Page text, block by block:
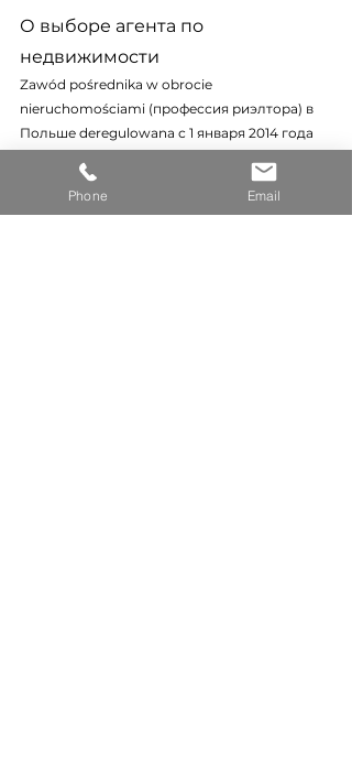
О выборе агента по
недвижимости
Zawód pośrednika w obrocie
nieruchomościami (профессия риэлтора) в
Польше deregulowana с 1 января 2014 года
лицензия не требуется и не существует. При
выборе специалиста ориентируйтесь на
Phone Email